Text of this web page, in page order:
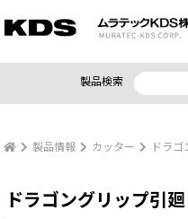
製品検索
製品情報 カッター ドラゴ
ドラゴングリップ引